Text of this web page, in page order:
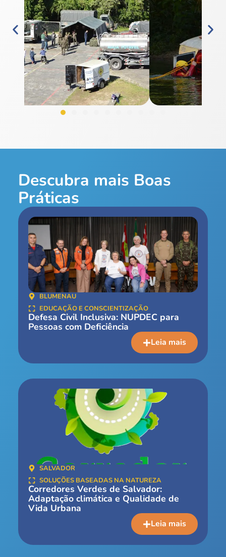
Descubra mais Boas
Práticas
BLUMENAU
EDUCAÇÃO E CONSCIENTIZAÇÃO
Defesa Civil Inclusiva: NUPDEC para
Pessoas com Deficiência
Leia mais
SALVADOR
SOLUÇÕES BASEADAS NA NATUREZA
Corredores Verdes de Salvador:
Adaptação climática e Qualidade de
Vida Urbana
Leia mais